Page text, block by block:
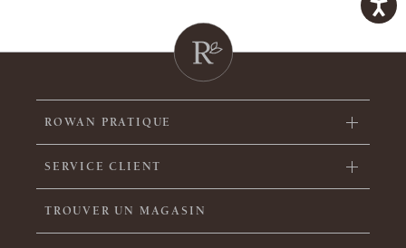
ROWAN PRATIQUE
SERVICE CLIENT
TROUVER UN MAGASIN